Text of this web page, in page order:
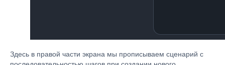
Здесь в правой части экрана мы прописываем сценарий с